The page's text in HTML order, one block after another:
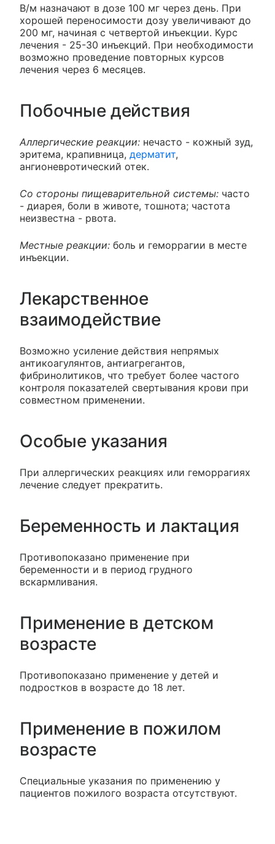
В/м назначают в дозе 100 мг через день. При
хорошей переносимости дозу увеличивают до
200 мг, начиная с четвертой инъекции. Курс
лечения - 25-30 инъекций. При необходимости
возможно проведение повторных курсов
лечения через 6 месяцев.
Побочные действия
Аллергические реакции: нечасто - кожный зуд,
эритема, крапивница, дерматит,
ангионевротический отек.
Со стороны пищеварительной системы: часто
- диарея, боли в животе, тошнота; частота
неизвестна - рвота.
Местные реакции: боль и геморрагии в месте
инъекции.
Лекарственное
взаимодействие
Возможно усиление действия непрямых
антикоагулянтов, антиагрегантов,
фибринолитиков, что требует более частого
контроля показателей свертывания крови при
совместном применении.
Особые указания
При аллергических реакциях или геморрагиях
лечение следует прекратить.
Беременность и лактация
Противопоказано применение при
беременности и в период грудного
вскармливания.
Применение в детском
возрасте
Противопоказано применение у детей и
подростков в возрасте до 18 лет.
Применение в пожилом
возрасте
Специальные указания по применению у
пациентов пожилого возраста отсутствуют.